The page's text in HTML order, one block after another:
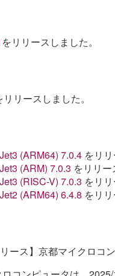
をリリースしました。
リリースしました。
(ARM64) 7.0.4をリリ
(ARM) 7.0.3 をリリー
(RISC-V) 7.0.3 をリリ
(ARM64) 6.4.8 をリリ
リース】京都マイクロ